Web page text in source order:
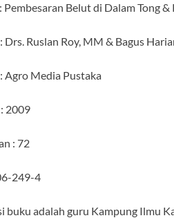
Belut di Dalam Tong &
Ruslan Roy, MM & Bagus
Media Pustaka
2009
: 72
249-4
buku adalah guru Kampung Ilmu